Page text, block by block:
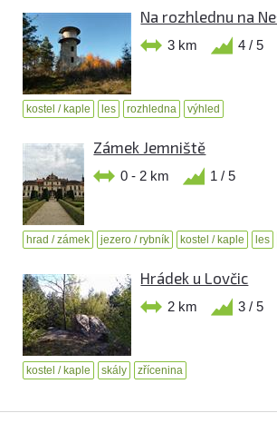
Na rozhlednu na
3 km 4 / 5
kostel / kaple les rozhledna výhled
Zámek Jemniště
0 - 2 km 1 / 5
hrad / zámek jezero / rybník kostel / kaple les
Hrádek u Lovčic
2 km 3 / 5
kostel / kaple skály zřícenina